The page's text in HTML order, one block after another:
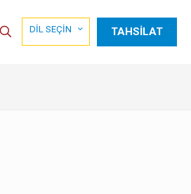
DİL SEÇİN TAHSİLAT